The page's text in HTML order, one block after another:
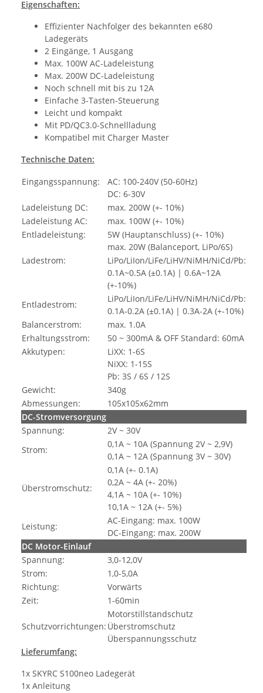
Eigenschaften:
Effizienter Nachfolger des bekannten e680
Ladegeräts
2 Eingänge, 1 Ausgang
Max. 100W AC-Ladeleistung
Max. 200W DC-Ladeleistung
Noch schnell mit bis zu 12A
Einfache 3-Tasten-Steuerung
Leicht und kompakt
Mit PD/QC3.0-Schnellladung
Kompatibel mit Charger Master
Technische Daten:
Eingangsspannung:
AC: 100-240V (50-60Hz)
DC: 6-30V
Ladeleistung DC:
max. 200W (+- 10%)
Ladeleistung AC:
max. 100W (+- 10%)
Entladeleistung:
5W (Hauptanschluss) (+- 10%)
max. 20W (Balanceport, LiPo/6S)
Ladestrom:
LiPo/LiIon/LiFe/LiHV/NiMH/NiCd/Pb:
0.1A~0.5A (±0.1A) | 0.6A~12A
(+-10%)
Entladestrom:
LiPo/LiIon/LiFe/LiHV/NiMH/NiCd/Pb:
0.1A-0.2A (±0.1A) | 0.3A-2A (+-10%)
Balancerstrom:
max. 1.0A
Erhaltungsstrom:
50 ~ 300mA & OFF Standard: 60mA
Akkutypen:
LiXX: 1-6S
NiXX: 1-15S
Pb: 3S / 6S / 12S
Gewicht:
340g
Abmessungen:
105x105x62mm
DC-Stromversorgung
Spannung:
2V ~ 30V
Strom:
0,1A ~ 10A (Spannung 2V ~ 2,9V)
0,1A ~ 12A (Spannung 3V ~ 30V)
Überstromschutz:
0,1A (+- 0.1A)
0,2A ~ 4A (+- 20%)
4,1A ~ 10A (+- 10%)
10,1A ~ 12A (+- 5%)
Leistung:
AC-Eingang: max. 100W
DC-Eingang: max. 200W
DC Motor-Einlauf
Spannung:
3,0-12,0V
Strom:
1,0-5,0A
Richtung:
Vorwärts
Zeit:
1-60min
Schutzvorrichtungen:
Motorstillstandschutz
Überstromschutz
Überspannungsschutz
Lieferumfang:
1x SKYRC S100neo Ladegerät
1x Anleitung